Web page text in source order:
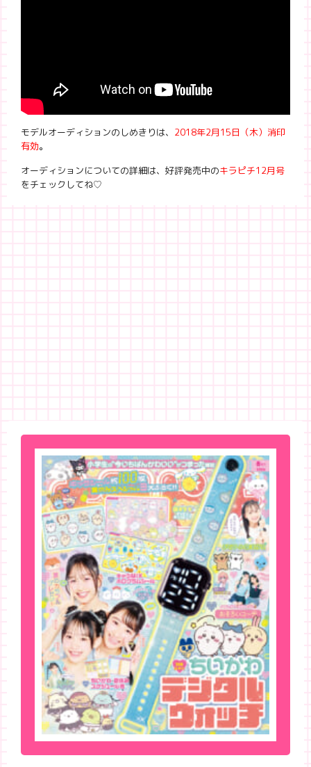
モデルオーディションのしめきりは、 2018年2月15日（木）消印
有効。
オーディションについての詳細は、好評発売中のキラピチ12月号
をチェックしてね♡